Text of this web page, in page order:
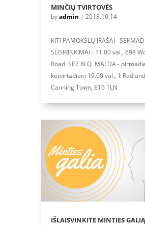
MINČIŲ TVIRTOVĖS
byadmin | 2018.10.14
KITI PAMOKSLŲ ĮRAŠAI
SUSIRINKIMAI - 11.00 val., 698
Road, SE7 8LQ MALDA -
ketvirtadienį 19.00 val., 1
Canning Town, E16 1LN
IŠLAISVINKITE MINTIES GALIĄ